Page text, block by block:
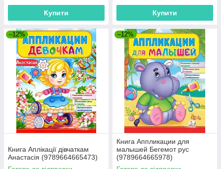
Купити Купити
–12%
Книга Аплікації дівчаткам
Анастасія (9789664665473)
–12%
Книга Аппликации для
малышей Бегемот рус
(9789664665978)